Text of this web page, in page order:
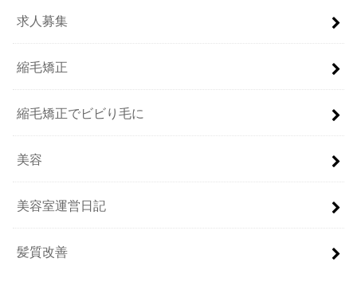
求人募集
縮毛矯正
縮毛矯正でビビり毛に
美容
美容室運営日記
髪質改善